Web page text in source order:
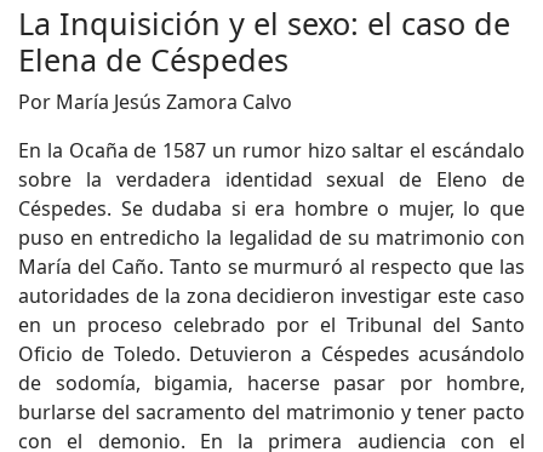
La Inquisición y el sexo: el caso de
Elena de Céspedes
Por María Jesús Zamora Calvo
En la Ocaña de 1587 un rumor hizo saltar el escándalo
sobre la verdadera identidad sexual de Eleno de
Céspedes. Se dudaba si era hombre o mujer, lo que
puso en entredicho la legalidad de su matrimonio con
María del Caño. Tanto se murmuró al respecto que las
autoridades de la zona decidieron investigar este caso
en un proceso celebrado por el Tribunal del Santo
Oficio de Toledo. Detuvieron a Céspedes acusándolo
de sodomía, bigamia, hacerse pasar por hombre,
burlarse del sacramento del matrimonio y tener pacto
con el demonio. En la primera audiencia con el